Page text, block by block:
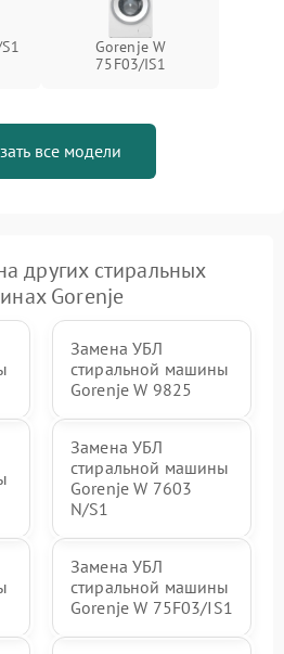
Gorenje W
75F03/IS1
все модели
других стиральных
Gorenje
Замена УБЛ
стиральной машины
Gorenje W 9825
Замена УБЛ
стиральной машины
Gorenje W 7603
N/S1
Замена УБЛ
стиральной машины
Gorenje W 75F03/IS1